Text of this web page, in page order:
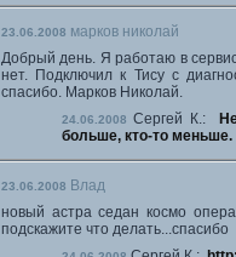
23.06.2008 марков николай
Добрый день. Я работаю в
нет. Подключил к Тису с
спасибо. Марков Николай.
24.06.2008 Сергей К.:
больше, кто-то
23.06.2008 Влад
новый астра седан космо
подскажите что делать...спасибо